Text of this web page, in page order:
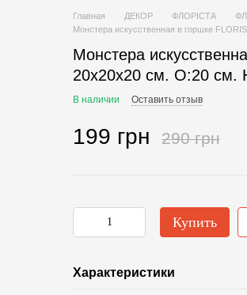
Главная ДЕКОР ФЛОРІСТА
Монстера искусственная в горшке
Монстера
20х20х20 см. O:20 см.
В наличии Оставить отзыв
199 грн 290 грн
Купить
Характеристики